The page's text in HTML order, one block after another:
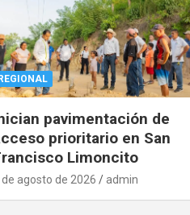
pavimentación de
prioritario en San
Limoncito
de agosto de 2026 admin